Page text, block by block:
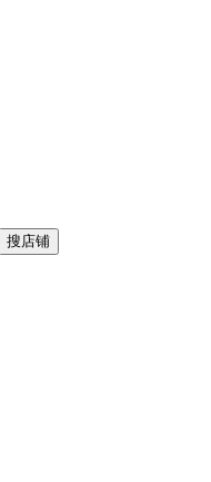
搜店铺